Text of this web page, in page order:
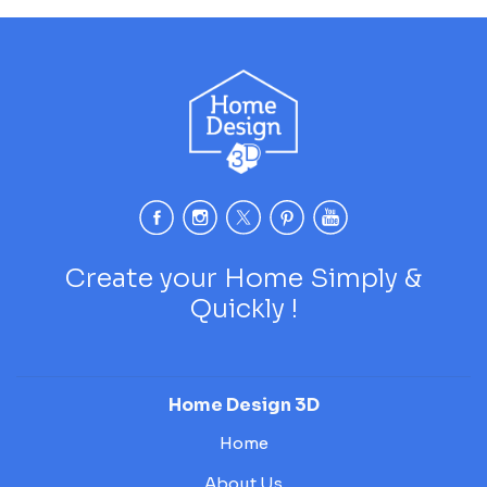
Create your Home Simply &
Quickly !
Home Design 3D
Home